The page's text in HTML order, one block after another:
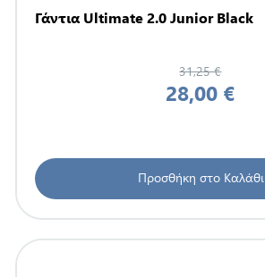
Γάντια Ultimate 2.0 Junior Black
31,25 €
28,00 €
Προσθήκη στο Καλάθι